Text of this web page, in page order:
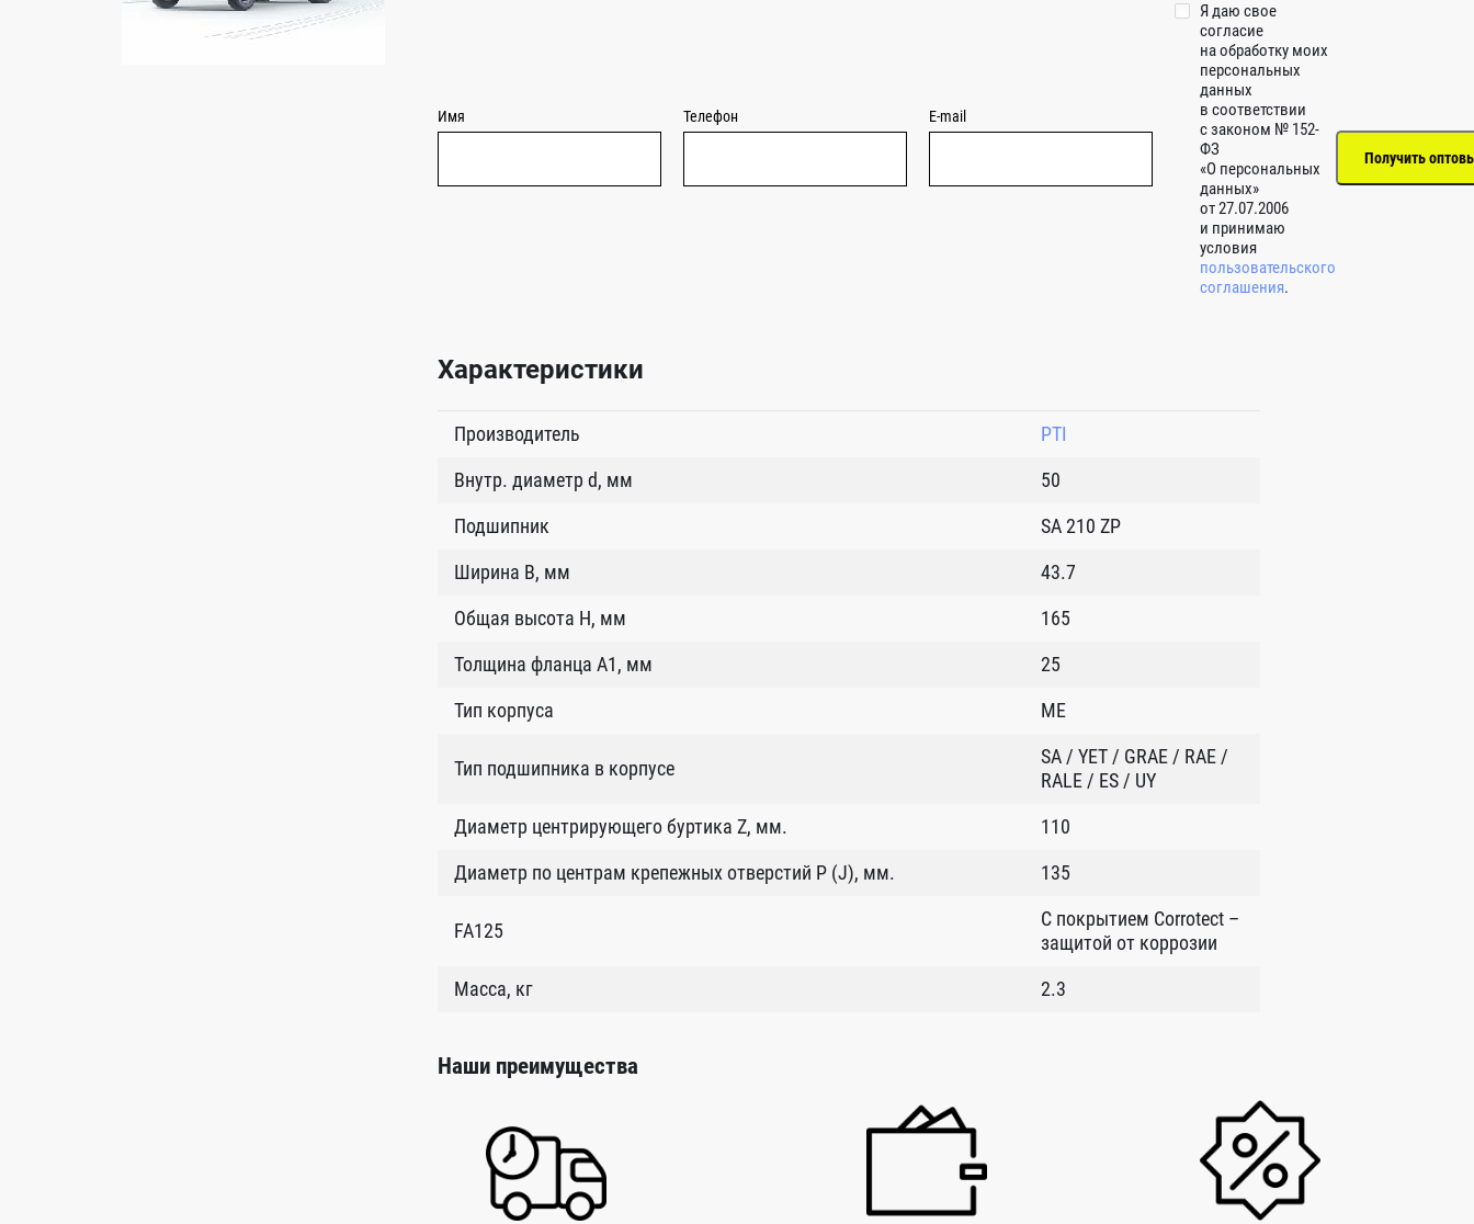
Имя Телефон E-mail
Я даю свое
согласие
на обработку моих
персональных
данных
в соответствии
с законом № 152-
ФЗ
«О персональных
данных»
от 27.07.2006
и принимаю
условия
пользовательского
соглашения.
Характеристики
Производитель
PTI
Внутр. диаметр d, мм
50
Подшипник
SA 210 ZP
Ширина B, мм
43.7
Общая высота H, мм
165
Толщина фланца А1, мм
25
Тип корпуса
ME
Тип подшипника в корпусе
SA / YET / GRAE / RAE /
RALE / ES / UY
Диаметр центрирующего буртика Z, мм.
110
Диаметр по центрам крепежных отверстий P (J), мм.
135
FA125
C покрытием Corrotect –
защитой от коррозии
Масса, кг
2.3
Наши преимущества